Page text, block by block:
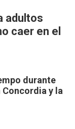
adultos
caer en el
durante
Concordia y la